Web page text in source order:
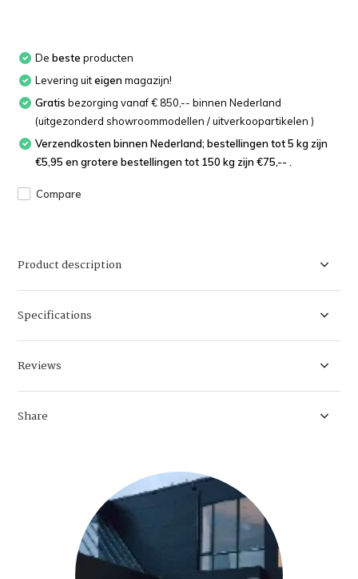
Debeste producten
Levering uiteigen magazijn!
Gratis bezorging vanaf € 850,-- binnen Nederland
(uitgezonderd showroommodellen / uitverkoopartikelen )
Verzendkosten binnen Nederland; bestellingen tot 5 kg zijn
€5,95 en grotere bestellingen tot 150 kg zijn €75,-- .
Compare
Product description
Specifications
Reviews
Share